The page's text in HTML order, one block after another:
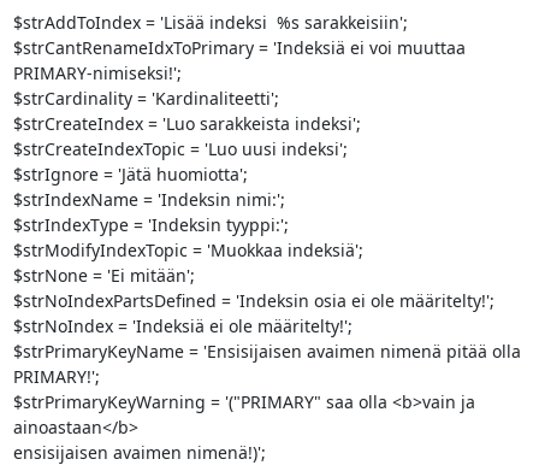
$strAddToIndex = 'Lisää indeksi  %s sarakkeisiin';
$strCantRenameIdxToPrimary = 'Indeksiä ei voi muuttaa
PRIMARY-nimiseksi!';
$strCardinality = 'Kardinaliteetti';
$strCreateIndex = 'Luo sarakkeista indeksi';
$strCreateIndexTopic = 'Luo uusi indeksi';
$strIgnore = 'Jätä huomiotta';
$strIndexName = 'Indeksin nimi:';
$strIndexType = 'Indeksin tyyppi:';
$strModifyIndexTopic = 'Muokkaa indeksiä';
$strNone = 'Ei mitään';
$strNoIndexPartsDefined = 'Indeksin osia ei ole määritelty!';
$strNoIndex = 'Indeksiä ei ole määritelty!';
$strPrimaryKeyName = 'Ensisijaisen avaimen nimenä pitää olla
PRIMARY!';
$strPrimaryKeyWarning = '("PRIMARY" saa olla <b>vain ja
ainoastaan</b>
ensisijaisen avaimen nimenä!)';